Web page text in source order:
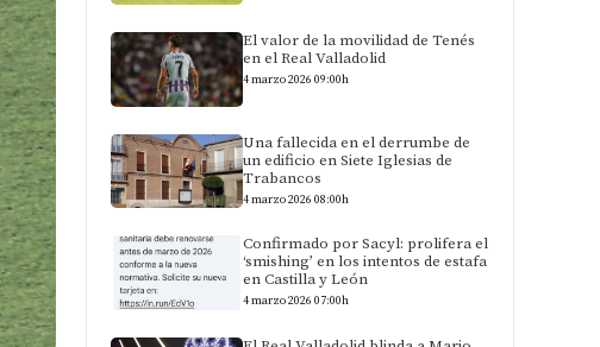
El valor de la movilidad de Tenés
en el Real Valladolid
4 marzo 2026 09:00h
Una fallecida en el derrumbe de
un edificio en Siete Iglesias de
Trabancos
4 marzo 2026 08:00h
Confirmado por Sacyl: prolifera el
‘smishing’ en los intentos de estafa
en Castilla y León
4 marzo 2026 07:00h